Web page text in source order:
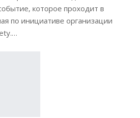
которое проходит в
по инициативе организации